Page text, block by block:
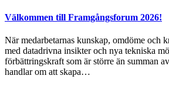
Välkommen till Framgångsforum 2026!
När medarbetarnas kunskap, omdöme och
med datadrivna insikter och nya tekniska
förbättringskraft som är större än summan
handlar om att skapa…